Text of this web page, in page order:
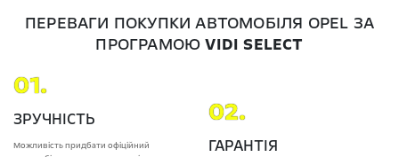
ПЕРЕВАГИ ПОКУПКИ АВТОМОБІЛЯ OPEL ЗА
ПРОГРАМОЮVIDI SELECT
01.
ЗРУЧНІСТЬ
Можливість придбати офіційний
02.
ГАРАНТІЯ